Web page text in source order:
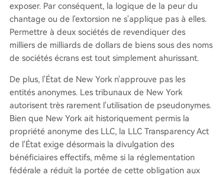
exposer. Par conséquent, la logique de la peur du
chantage ou de l'extorsion ne s'applique pas à elles.
Permettre à deux sociétés de revendiquer des
milliers de milliards de dollars de biens sous des noms
de sociétés écrans est tout simplement ahurissant.
De plus, l'État de New York n'approuve pas les
entités anonymes. Les tribunaux de New York
autorisent très rarement l'utilisation de pseudonymes.
Bien que New York ait historiquement permis la
propriété anonyme des LLC, la LLC Transparency Act
de l'État exige désormais la divulgation des
bénéficiaires effectifs, même si la réglementation
fédérale a réduit la portée de cette obligation aux